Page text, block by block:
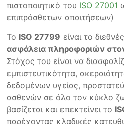
πιστοποιητικό του ISO 27001
επιπρόσθετων απαιτήσεων)
Το ISO 27799 είναι το
ασφάλεια πληροφοριών
Στόχος του είναι να
εμπιστευτικότητα,
δεδομένων υγείας,
ασθενών σε όλο τον κύκλο
βασίζεται και επεκτείνει το
παρέχοντας κλαδικές